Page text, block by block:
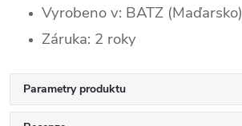
Vyrobeno v: BATZ (Maďarsko)
Záruka: 2 roky
Parametry produktu